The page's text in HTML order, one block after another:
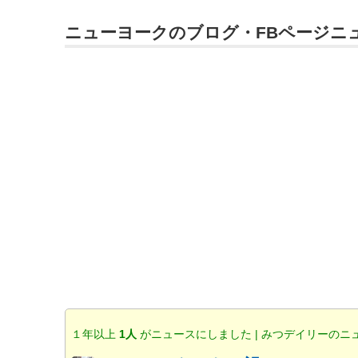
ニューヨークのブログ・FBページニ
１年以上 1人がニュースにしました | みつデイリーのニ